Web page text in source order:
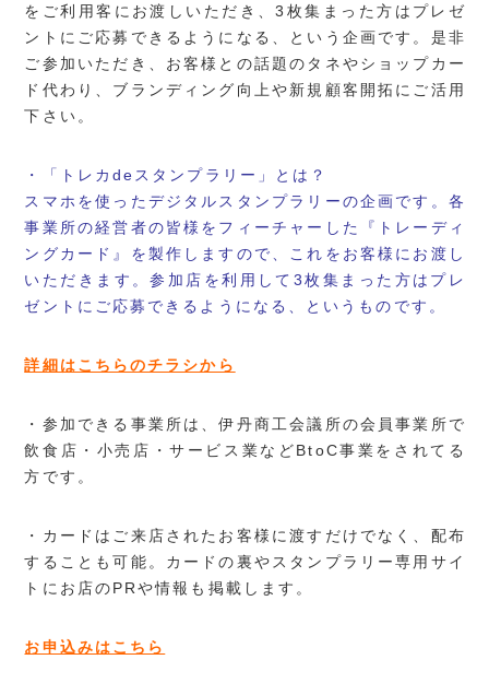
をご利用客にお渡しいただき、3枚集まった方はプレゼ
ントにご応募できるようになる、という企画です。是非
ご参加いただき、お客様との話題のタネやショップカー
ド代わり、ブランディング向上や新規顧客開拓にご活用
下さい。
・「トレカdeスタンプラリー」とは？
スマホを使ったデジタルスタンプラリーの企画です。各
事業所の経営者の皆様をフィーチャーした『トレーディ
ングカード』を製作しますので、これをお客様にお渡し
いただきます。参加店を利用して3枚集まった方はプレ
ゼントにご応募できるようになる、というものです。
詳細はこちらのチラシから
・参加できる事業所は、伊丹商工会議所の会員事業所で
飲食店・小売店・サービス業などBtoC事業をされてる
方です。
・カードはご来店されたお客様に渡すだけでなく、配布
することも可能。カードの裏やスタンプラリー専用サイ
トにお店のPRや情報も掲載します。
お申込みはこちら